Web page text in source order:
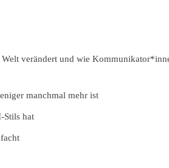
verändert und wie
manchmal mehr ist
Stils hat